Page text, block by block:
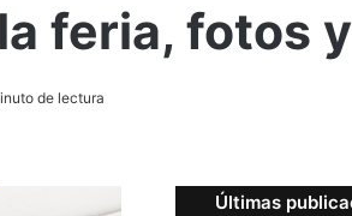
feria, fotos
de lectura
Últimas